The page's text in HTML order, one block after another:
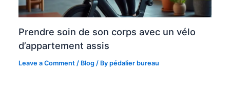
Prendre soin de son corps avec un vélo
d’appartement assis
Leave a Comment / Blog / Bypédalier bureau